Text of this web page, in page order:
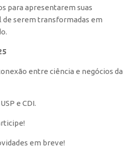
para apresentarem suas
serem transformadas em
entre ciência e negócios da
e CDI.
em breve!